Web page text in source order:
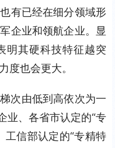
有已经在细分领域形
企业和领航企业。显
明其硬科技特征越突
度也会更大。
次由低到高依次为一
业、各省市认定的“专
工信部认定的“专精特